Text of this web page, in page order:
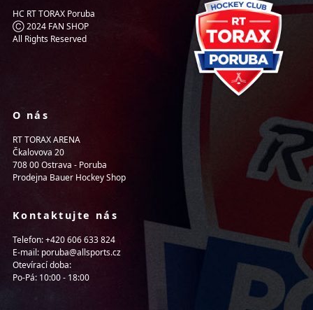
HC RT TORAX Poruba
Ⓒ 2024 FAN SHOP
All Rights Reserved
O nás
RT TORAX ARENA
Čkalovova 20
708 00 Ostrava - Poruba
Prodejna Bauer Hockey Shop
Kontaktujte nás
Telefon: +420 606 633 824
E-mail: poruba@allsports.cz
Otevírací doba:
Po-Pá: 10:00 - 18:00